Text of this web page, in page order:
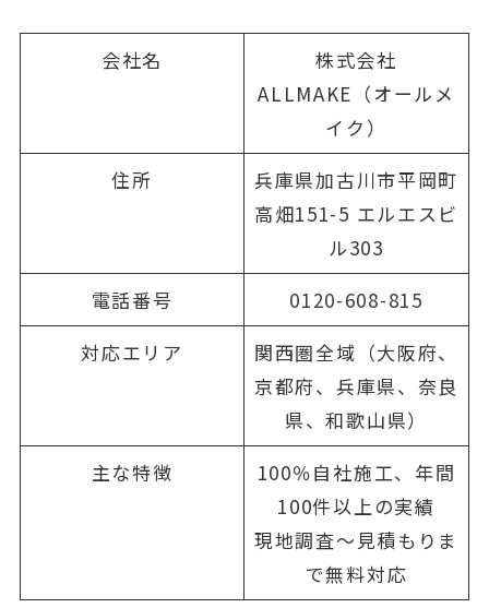
会社名
株式会社
ALLMAKE（オールメ
イク）
住所
兵庫県加古川市平岡町
高畑151-5 エルエスビ
ル303
電話番号
0120-608-815
対応エリア
関西圏全域（大阪府、
京都府、兵庫県、奈良
県、和歌山県）
主な特徴
100％自社施工、年間
100件以上の実績
現地調査〜見積もりま
で無料対応